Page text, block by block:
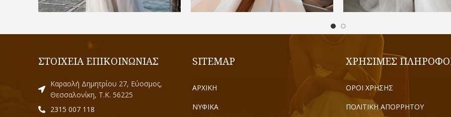
ΣΤΟΙΧΕΙΑ ΕΠΙΚΟΙΝΩΝΙΑΣ
Καραολή Δημητρίου 27, Εύοσμος,
Θεσσαλονίκη, Τ.Κ. 56225
2315 007 118
SITEMAP
ΑΡΧΙΚΗ
ΝΥΦΙΚΑ
ΧΡΗΣΙΜΕΣ
ΟΡΟΙ ΧΡΗΣΗΣ
ΠΟΛΙΤΙΚΗ ΑΠΟΡΡΗΤΟΥ